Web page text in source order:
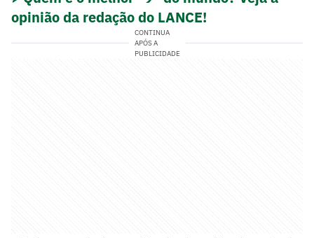
opinião da redação do LANCE!
CONTINUA
APÓS A
PUBLICIDADE